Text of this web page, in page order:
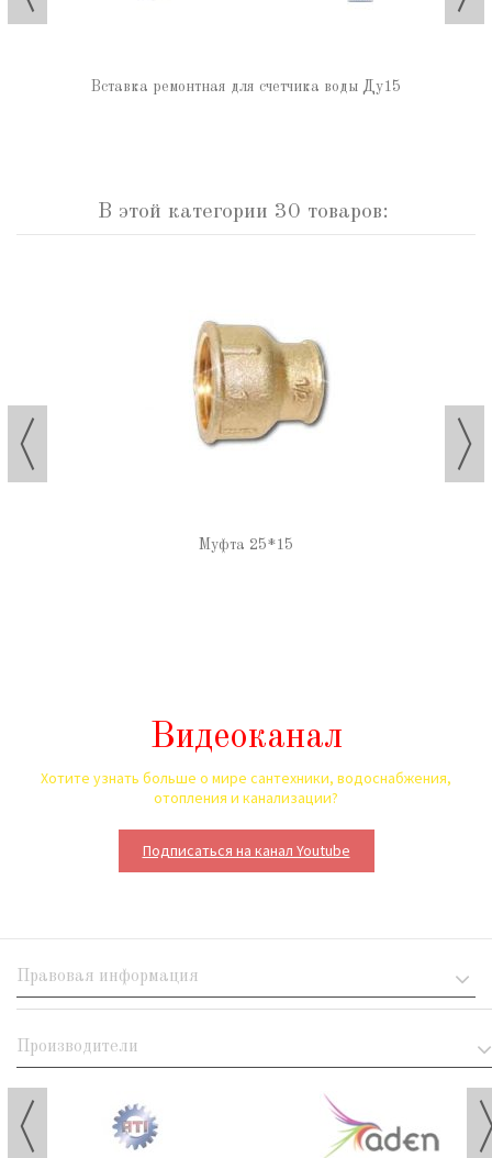
Вставка ремонтная для счетчика воды Ду15
В этой категории 30 товаров:
Муфта 25*15
Видеоканал
Хотите узнать больше о мире сантехники, водоснабжения,
отопления и канализации?
Подписаться на канал Youtube
Правовая информация
Производители